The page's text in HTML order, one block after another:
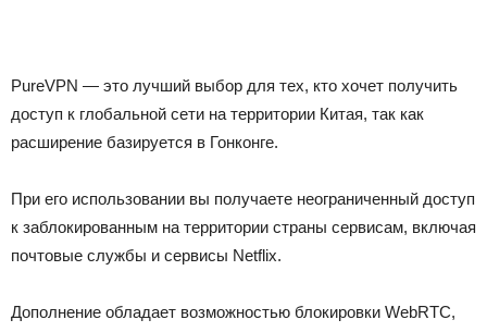
PureVPN — это лучший выбор для тех, кто хочет получить
доступ к глобальной сети на территории Китая, так как
расширение базируется в Гонконге.
При его использовании вы получаете неограниченный доступ
к заблокированным на территории страны сервисам, включая
почтовые службы и сервисы Netflix.
Дополнение обладает возможностью блокировки WebRTC,